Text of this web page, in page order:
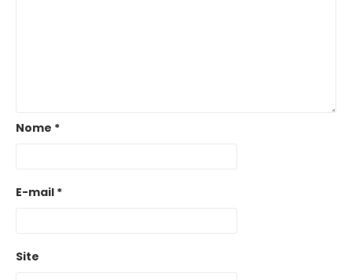
Nome *
E-mail *
Site